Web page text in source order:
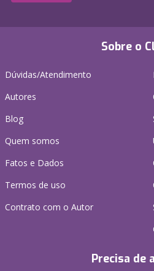
Sobre o
Dúvidas/Atendimento
Autores
Blog
Quem somos
Fatos e Dados
Termos de uso
Contrato com o Autor
Precisa de